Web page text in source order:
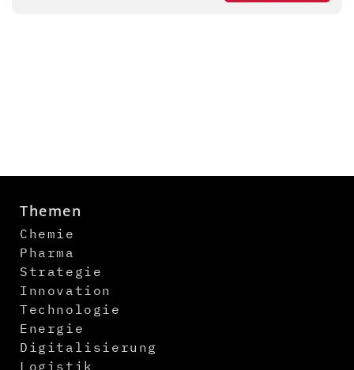
Themen
Chemie
Pharma
Strategie
Innovation
Technologie
Energie
Digitalisierung
Logistik